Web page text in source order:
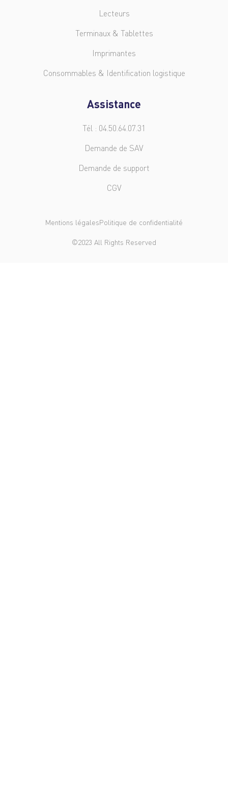
Lecteurs
Terminaux & Tablettes
Imprimantes
Consommables & Identification logistique
Assistance
Tél : 04.50.64.07.31
Demande de SAV
Demande de support
CGV
Mentions légalesPolitique de confidentialité
©2023 All Rights Reserved